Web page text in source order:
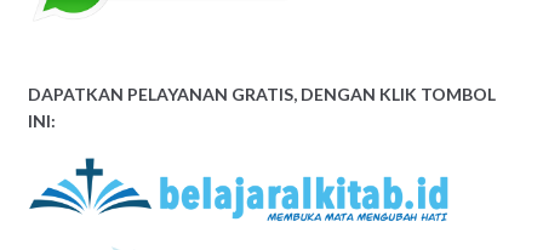
DAPATKAN PELAYANAN GRATIS, DENGAN KLIK TOMBOL
INI: